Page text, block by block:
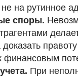
не на рутинное
споры.
финансовым
При